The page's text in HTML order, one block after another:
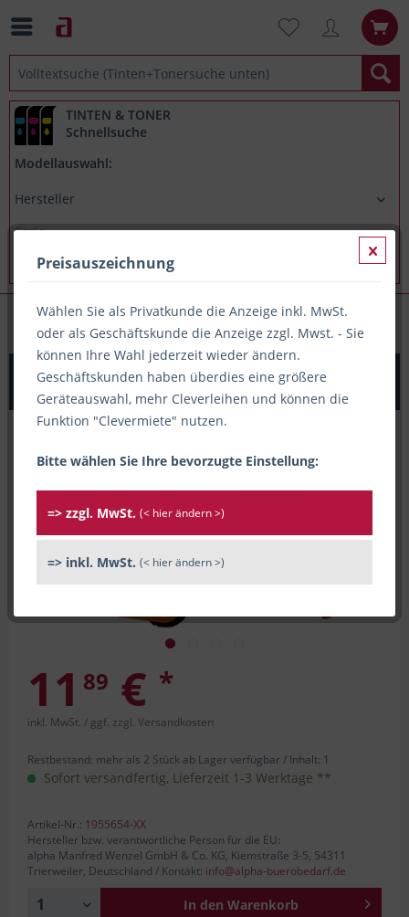
TINTEN & TONER
Schnellsuche
Modellauswahl:
Papier, Büro(-Geräte), Schreibwaren
Paketbandabroller PRINTATION, mit Sicherheitsmesser,
ergonomisch+leicht
11 89 € *
inkl. MwSt. / ggf. zzgl. Versandkosten
Restbestand: mehr als 2 Stück ab Lager verfügbar / Inhalt: 1
Sofort versandfertig, Lieferzeit 1-3 Werktage **
Artikel-Nr.: 1955654-XX
Hersteller bzw. verantwortliche Person für die EU:
alpha Manfred Wenzel GmbH & Co. KG, Kiemstraße 3-5, 54311
Trierweiler, Deutschland / Kontakt: info@alpha-buerobedarf.de
In den Warenkorb
Preisauszeichnung
Wählen Sie als Privatkunde die Anzeige inkl. MwSt.
oder als Geschäftskunde die Anzeige zzgl. Mwst. - Sie
können Ihre Wahl jederzeit wieder ändern.
Geschäftskunden haben überdies eine größere
Geräteauswahl, mehr Cleverleihen und können die
Funktion "Clevermiete" nutzen.
Bitte wählen Sie Ihre bevorzugte Einstellung:
=> zzgl. MwSt. (< hier ändern >)
=> inkl. MwSt. (< hier ändern >)